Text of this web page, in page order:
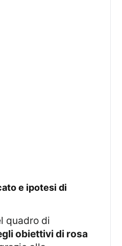
quadro di
obiettivi di rosa